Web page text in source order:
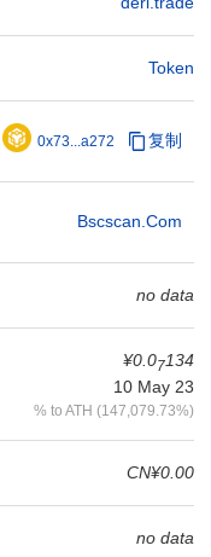
Token
0x73...a272 复制
Bscscan.com
no data
¥0.07134
10 May 23
% to ATH (147,079.73%)
CN¥0.00
no data
景的归属感和一致性。这
货币领域中的独特角
选择。
能。主要用于交易和费
能提供奖励机会，具体
治理参与，使持有者能
可以在各种智能合约和
持其存储和转移的钱
。这种多功能性增强了
成为去中心化金融
。
展和集成保持活跃。截
，旨在增强其稳定性和
理模型也在积极运作，社
方式。 在市场存在方面，
易量，表明投资者和用